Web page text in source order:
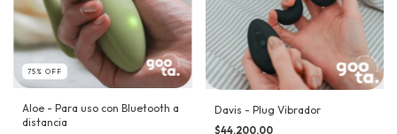
75 % OFF
Aloe - Para uso con Bluetooth a
distancia
Davis - Plug Vibrador
$44.200,00